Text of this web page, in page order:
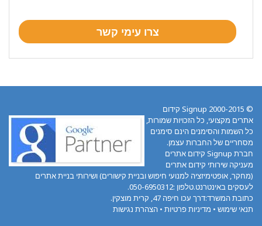
© 2000-2015 Signup קידום
אתרים מקצועי, כל הזכויות שמורות,
כל השמות והסימנים הינם סימנים
מסחריים של החברות עצמן.
חברת Signup קידום אתרים
מעניקה שירותי קידום אתרים
(מחקר, אופטימיזציה למנועי חיפוש ובניית קישורים) ושירותי בניית אתרים
לעסקים באינטרנט.טלפון :050-6950312.
כתובת המשרד:דרך עכו חיפה 47, קרית מוצקין.
תנאי שימוש • מדיניות פרטיות • הצהרת נגישות